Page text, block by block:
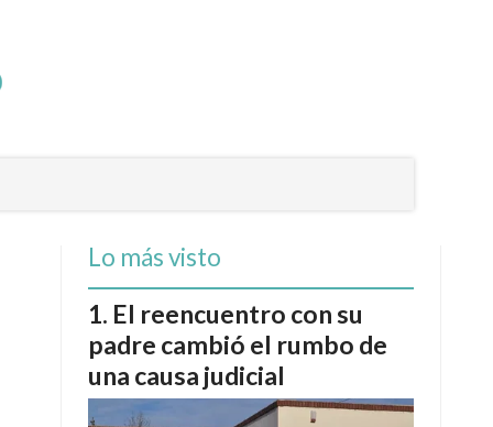
Lo más visto
El reencuentro con su
padre cambió el rumbo de
una causa judicial